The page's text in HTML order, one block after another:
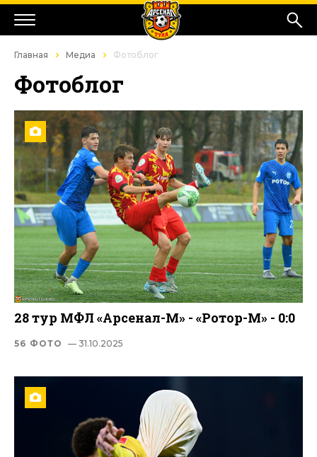
Главная Медиа Фотоблог
Фотоблог
28 тур МФЛ «Арсенал-М» - «Ротор-М» - 0:0
56 ФОТО — 31.10.2025